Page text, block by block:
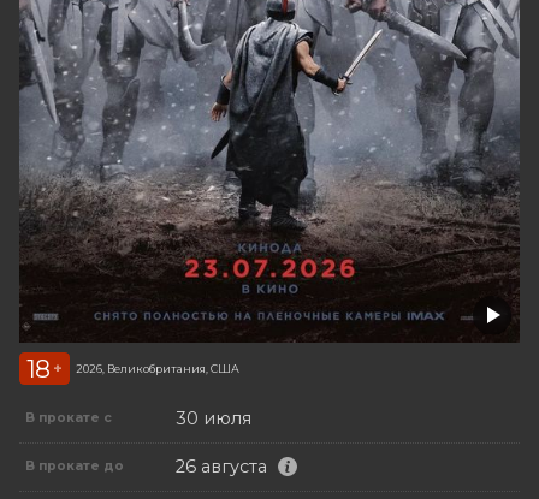
18 + 2026, Великобритания, США
В прокате с 30 июля
В прокате до 26 августа